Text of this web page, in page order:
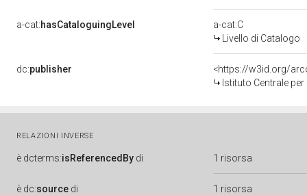
a-cat:hasCataloguingLevel
a-cat:C
Livello di Catalogo
dc:publisher
<https://w3id.org/
Istituto Centrale
RELAZIONI INVERSE
è dcterms:isReferencedBy di 1 risorsa
è dc:source di 1 risorsa